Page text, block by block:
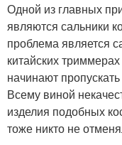
Одной из главных
являются сальники
проблема является
китайских
начинают
Всему виной
изделия подобных
тоже никто не